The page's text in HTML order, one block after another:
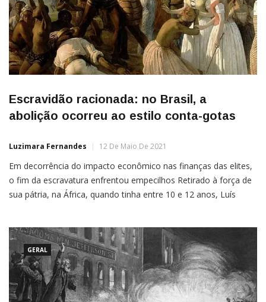
Escravidão racionada: no Brasil, a
abolição ocorreu ao estilo conta-gotas
Luzimara Fernandes 12 De Maio De 2021
Em decorrência do impacto econômico nas finanças das elites,
o fim da escravatura enfrentou empecilhos Retirado à força de
sua pátria, na África, quando tinha entre 10 e 12 anos, Luís
em […]
GERAL